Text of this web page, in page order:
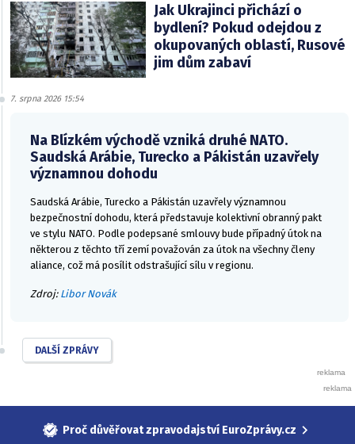
Jak Ukrajinci přichází o
bydlení? Pokud odejdou z
okupovaných oblastí, Rusové
jim dům zabaví
7. srpna 2026 15:54
Na Blízkém východě vzniká druhé NATO.
Saudská Arábie, Turecko a Pákistán uzavřely
významnou dohodu
Saudská Arábie, Turecko a Pákistán uzavřely významnou
bezpečnostní dohodu, která představuje kolektivní obranný pakt
ve stylu NATO. Podle podepsané smlouvy bude případný útok na
některou z těchto tří zemí považován za útok na všechny členy
aliance, což má posílit odstrašující sílu v regionu.
Zdroj: Libor Novák
DALŠÍ ZPRÁVY
Proč důvěřovat zpravodajství EuroZprávy.cz